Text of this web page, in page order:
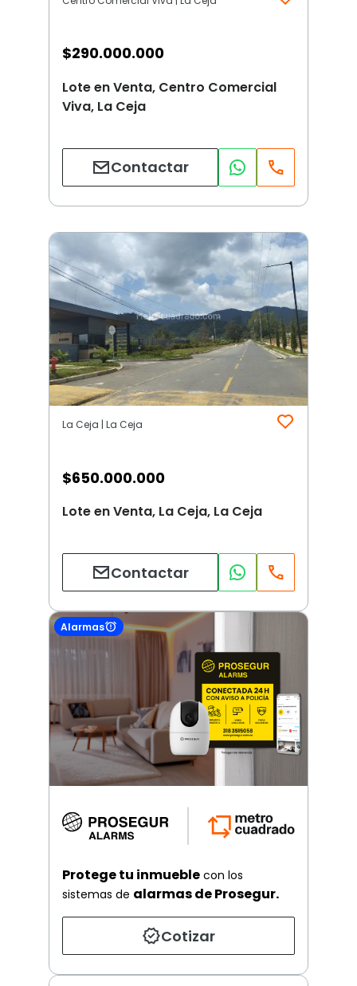
$290.000.000
Lote en Venta, Centro Comercial
Viva, La Ceja
Contactar
La Ceja | La Ceja
$650.000.000
Lote en Venta, La Ceja, La Ceja
Contactar
Alarmas
Protege tu inmueble con los
sistemas de alarmas de Prosegur.
Cotizar